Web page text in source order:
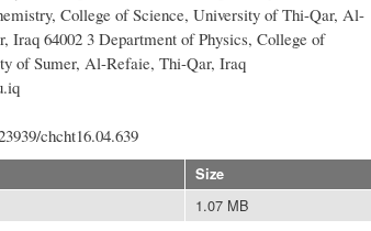
College of Science, University of Thi-Qar, Al-
Iraq 64002 3 Department of Physics, College of
of Sumer, Al-Refaie, Thi-Qar, Iraq
chcht16.04.639
Size
1.07 MB